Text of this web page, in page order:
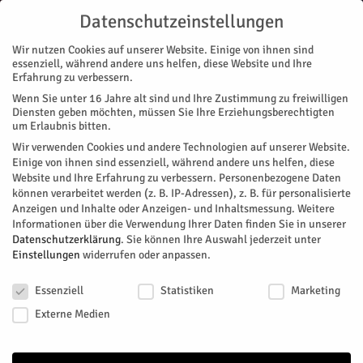
Start Stadtteile Jülich Dürre beginnt unter der Oberfläche
STADTTEILE JÜLICH
Dürre beginnt unter der Oberfläche
Zum gestrigen Welttag gegen Dürre und Wüstenbildung stellt
das Forschungszentrum eine seiner Ausgründungen vor:
Drought Analytics hilft, vereinfacht gesagt, Landwirten dabei,
die Bewässerung ihrer Pflanzen zielgerichtet zu planen.
Datenschutzeinstellungen
Wir nutzen Cookies auf unserer Website. Einige von ihnen sind
essenziell, während andere uns helfen, diese Website und Ihre
Erfahrung zu verbessern.
Wenn Sie unter 16 Jahre alt sind und Ihre Zustimmung zu freiwilligen
Diensten geben möchten, müssen Sie Ihre Erziehungsberechtigten
um Erlaubnis bitten.
Wir verwenden Cookies und andere Technologien auf unserer Website.
Einige von ihnen sind essenziell, während andere uns helfen, diese
Website und Ihre Erfahrung zu verbessern. Personenbezogene Daten
können verarbeitet werden (z. B. IP-Adressen), z. B. für personalisierte
Anzeigen und Inhalte oder Anzeigen- und Inhaltsmessung. Weitere
Informationen über die Verwendung Ihrer Daten finden Sie in unserer
Datenschutzerklärung. Sie können Ihre Auswahl jederzeit unter
Einstellungen widerrufen oder anpassen.
Essenziell
Statistiken
Marketing
Externe Medien